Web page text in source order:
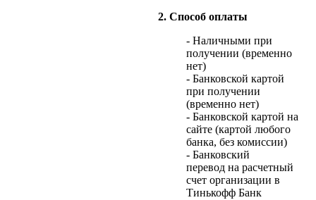
2. Способ оплаты
- Наличными при
получении (временно
нет)
- Банковской картой
при получении
(временно нет)
- Банковской картой на
сайте (картой любого
банка, без комиссии)
- Банковский
перевод на расчетный
счет организации в
Тинькофф Банк